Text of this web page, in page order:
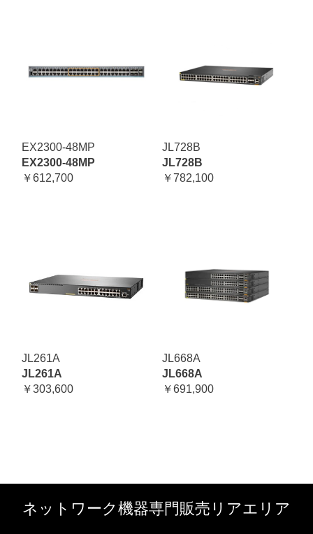
EX2300-48MP
EX2300-48MP
￥612,700
JL728B
JL728B
￥782,100
JL261A
JL261A
￥303,600
JL668A
JL668A
￥691,900
ネットワーク機器専門販売リアエリア